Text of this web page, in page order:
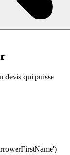
devis qui puisse